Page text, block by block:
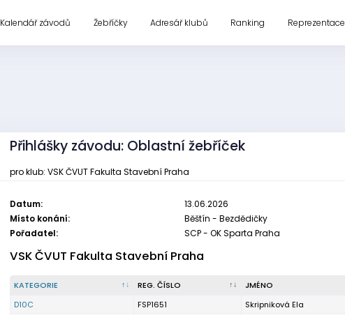
Kalendář závodů Žebříčky Adresář klubů Ranking Reprezentace
Přihlášky závodu: Oblastní žebříček
pro klub: VSK ČVUT Fakulta Stavební Praha
Datum:
13.06.2026
Místo konání:
Běštín - Bezdědičky
Pořadatel:
SCP - OK Sparta Praha
VSK ČVUT Fakulta Stavební Praha
KATEGORIE REG. ČÍSLO JMÉNO
D10C
FSP1651 Skripniková Ela